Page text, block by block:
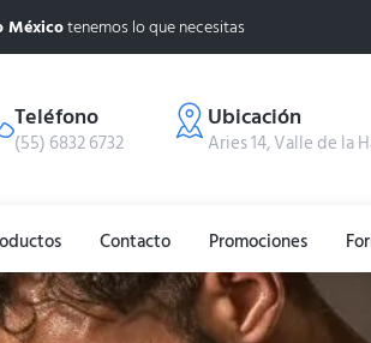
Méxicotenemos lo que necesitas
Teléfono
(55) 6832 6732
Ubicación
Aries 14, Valle de la
Contacto Promociones